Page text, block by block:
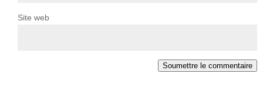
Site web
Soumettre le commentaire